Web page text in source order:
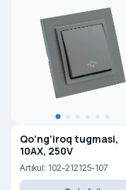
Qo‘ng‘iroq tugmasi,
10AX, 250V
Artikul: 102-212125-107